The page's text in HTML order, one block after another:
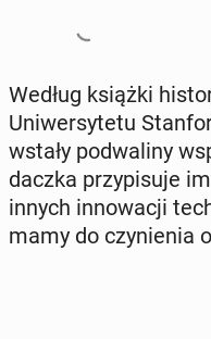
Według książki
Uni­wer­sy­te­tu
wsta­ły pod­wa­li­ny
dacz­ka przy­pi­su­je
innych in­no­wa­cji
mamy do czy­nie­nia